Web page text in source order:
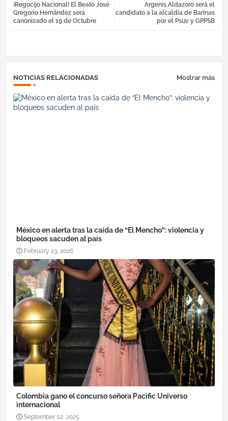
ebo tter atsa
Argenis Aldazoro será el
candidato a la alcaldía de Barinas
por el Psuv y GPPSB
¡Regocijo Nacional! El Beato José
Gregorio Hernández será
canonizado el 19 de Octubre
NOTICIAS RELACIONADAS Mostrar más
México en alerta tras la caída de “El Mencho”: violencia y
bloqueos sacuden al país
February 23, 2026
Colombia gano el concurso señora Pacific Universo
internacional
September 02, 2025